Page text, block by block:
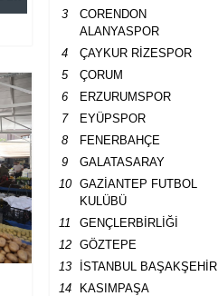
3
CORENDON
ALANYASPOR
4 ÇAYKUR RİZESPOR
5
ÇORUM
6
ERZURUMSPOR
7
EYÜPSPOR
8
FENERBAHÇE
9
GALATASARAY
10
GAZİANTEP FUTBOL
KULÜBÜ
11 GENÇLERBİRLİĞİ
12
GÖZTEPE
13
İSTANBUL BAŞAKŞEHİR
14
KASIMPAŞA